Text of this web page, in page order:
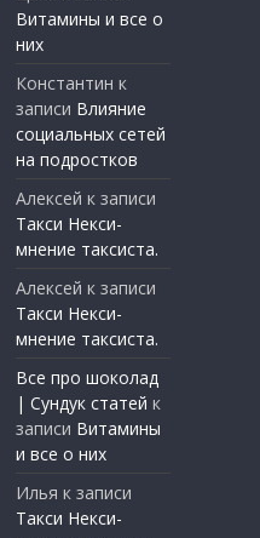
Витамины и все о
них
Константин к
записи Влияние
социальных сетей
на подростков
Алексей к записи
Такси Некси-
мнение таксиста.
Алексей к записи
Такси Некси-
мнение таксиста.
Все про шоколад
| Сундук статей к
записи Витамины
и все о них
Илья к записи
Такси Некси-